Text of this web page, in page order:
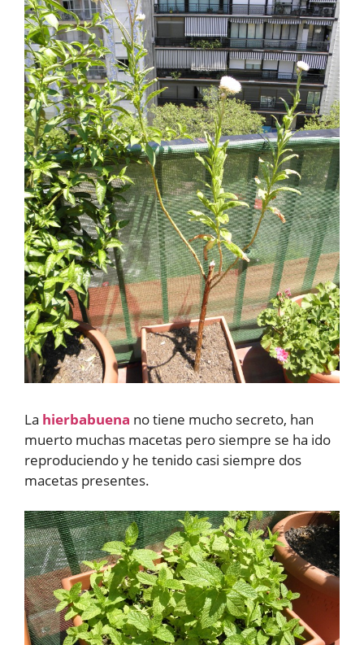
La hierbabuena no tiene mucho secreto, han
muerto muchas macetas pero siempre se ha ido
reproduciendo y he tenido casi siempre dos
macetas presentes.